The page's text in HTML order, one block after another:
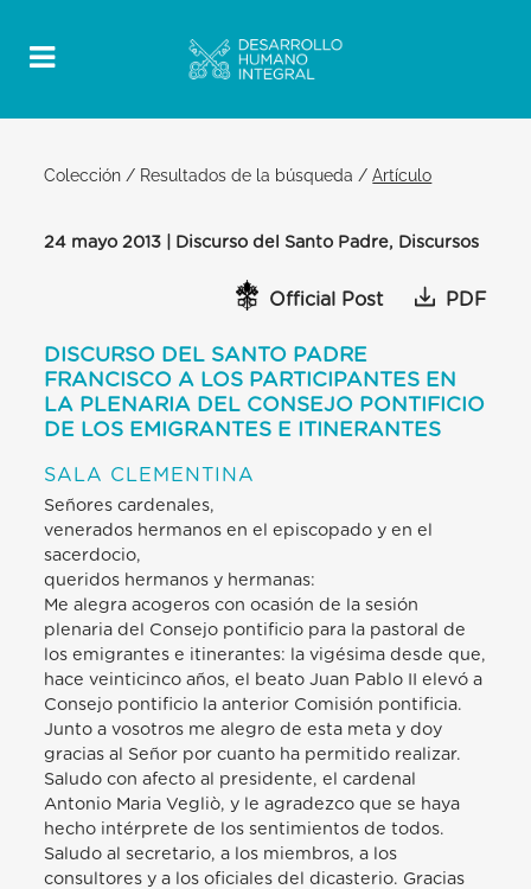
Colección / Resultados de la búsqueda /Artículo
24 mayo 2013 | Discurso del Santo Padre, Discursos
Official Post PDF
DISCURSO DEL SANTO PADRE
FRANCISCO A LOS PARTICIPANTES EN
LA PLENARIA DEL CONSEJO PONTIFICIO
DE LOS EMIGRANTES E ITINERANTES
SALA CLEMENTINA
Señores cardenales,
venerados hermanos en el episcopado y en el
sacerdocio,
queridos hermanos y hermanas:
Me alegra acogeros con ocasión de la sesión
plenaria del Consejo pontificio para la pastoral de
los emigrantes e itinerantes: la vigésima desde que,
hace veinticinco años, el beato Juan Pablo II elevó a
Consejo pontificio la anterior Comisión pontificia.
Junto a vosotros me alegro de esta meta y doy
gracias al Señor por cuanto ha permitido realizar.
Saludo con afecto al presidente, el cardenal
Antonio Maria Vegliò, y le agradezco que se haya
hecho intérprete de los sentimientos de todos.
Saludo al secretario, a los miembros, a los
consultores y a los oficiales del dicasterio. Gracias